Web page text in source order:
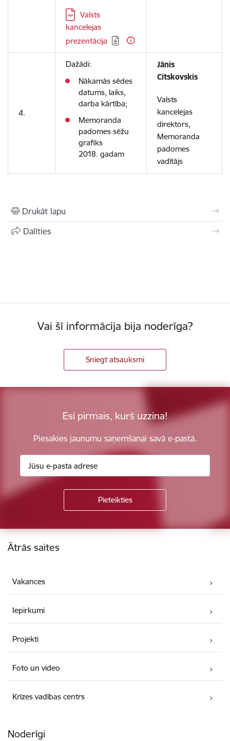
Lejupielādēt:
Valsts
kancelejas
prezentācija
4.
Dažādi:
Nākamās sēdes
datums, laiks,
darba kārtība;
Memoranda
padomes sēžu
grafiks
2018. gadam
Jānis
Citskovskis
Valsts
kancelejas
direktors,
Memoranda
padomes
vadītājs
Drukāt lapu
Dalīties
Vai šī informācija bija noderīga?
Sniegt atsauksmi
Esi pirmais, kurš uzzina!
Piesakies jaunumu saņemšanai savā e-pastā.
Kājene
Ātrās saites
Vakances
Iepirkumi
Projekti
Foto un video
Krīzes vadības centrs
Noderīgi